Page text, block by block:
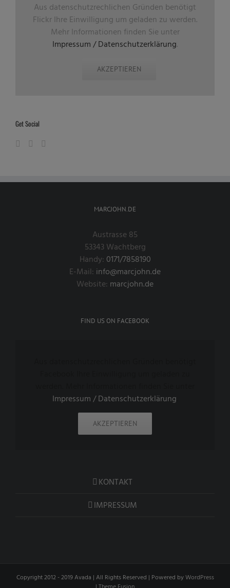
Aus datenschutzrechlichen Gründen benötigt
Flickr Ihre Einwilligung um geladen zu werden.
Mehr Informationen finden Sie unter
Impressum / Datenschutzerklärung.
AKZEPTIEREN
Get Social
MARCJOHN.DE
Austrasse 85
53343 Wachtberg
Handy: 0171/7858190
E-Mail: info@marcjohn.de
Website: marcjohn.de
FIND US ON FACEBOOK
Impressum / Datenschutzerklärung
AKZEPTIEREN
KONTAKT
IMPRESSUM
Copyright 2012 - 2019 Avada | All Rights Reserved | Powered byWordPress